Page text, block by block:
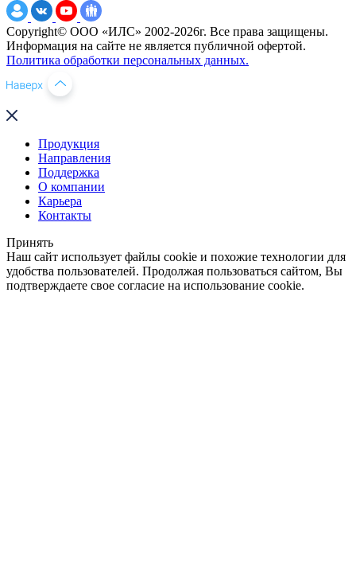
Copyright© ООО «ИЛС» 2002-2026г. Все права защищены.
Информация на сайте не является публичной офертой.
Политика обработки персональных данных.
Продукция
Направления
Поддержка
О компании
Карьера
Контакты
Принять
Наш сайт использует файлы cookie и похожие технологии для
удобства пользователей. Продолжая пользоваться сайтом, Вы
подтверждаете свое согласие на использование cookie.